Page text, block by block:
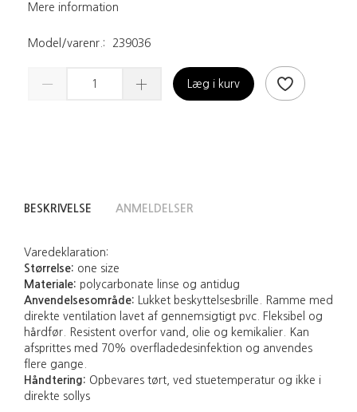
Mere information
Model/varenr.: 239036
Læg i kurv
BESKRIVELSE ANMELDELSER
Varedeklaration:
Størrelse: one size
Materiale: polycarbonate linse og antidug
Anvendelsesområde: Lukket beskyttelsesbrille. Ramme med
direkte ventilation lavet af gennemsigtigt pvc. Fleksibel og
hårdfør. Resistent overfor vand, olie og kemikalier. Kan
afsprittes med 70% overfladedesinfektion og anvendes
flere gange.
Håndtering: Opbevares tørt, ved stuetemperatur og ikke i
direkte sollys